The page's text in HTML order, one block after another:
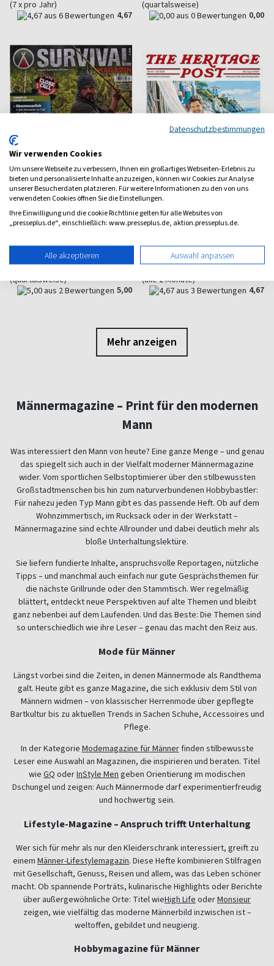
(7 x pro Jahr)
4,67
(quartalsweise)
0,00
Survival Magazin
ab 7,00 €
(quartalsweise)
5,00
The Heritage Post
ab 12,50 €
(alle 2 Monate)
4,67
Mehr anzeigen
Männermagazine – Print für den modernen
Mann
Was interessiert den Mann von heute? Eine ganze Menge – und genau
das spiegelt sich auch in der Vielfalt moderner Männermagazine
wider. Vom sportlichen Selbstoptimierer über den stilbewussten
Großstadtmenschen bis hin zum naturverbundenen Hobbybastler:
Für nahezu jeden Typ Mann gibt es das passende Heft. Ob auf dem
Wohnzimmertisch, im Rucksack oder in der Werkstatt –
Männermagazine sind echte Allrounder und dabei deutlich mehr als
bloße Unterhaltungslektüre.
Sie liefern fundierte Inhalte, anspruchsvolle Reportagen, nützliche
Tipps – und manchmal auch einfach nur gute Gesprächsthemen für
die nächste Grillrunde oder den Stammtisch. Wer regelmäßig
blättert, entdeckt neue Perspektiven auf alte Themen und bleibt
ganz nebenbei auf dem Laufenden. Und das Beste: Die Themen sind
so unterschiedlich wie ihre Leser – genau das macht den Reiz aus.
Mode für Männer
Längst vorbei sind die Zeiten, in denen Männermode als Randthema
galt. Heute gibt es ganze Magazine, die sich exklusiv dem Stil von
Männern widmen – von klassischer Herrenmode über gepflegte
Bartkultur bis zu aktuellen Trends in Sachen Schuhe, Accessoires und
Pflege.
In der Kategorie Modemagazine für Männerfinden stilbewusste
Leser eine Auswahl an Magazinen, die inspirieren und beraten. Titel
wie GQ oderInStyle Men geben Orientierung im modischen
Dschungel und zeigen: Auch Männermode darf experimentierfreudig
und hochwertig sein.
Lifestyle-Magazine – Anspruch trifft Unterhaltung
Wer sich für mehr als nur den Kleiderschrank interessiert, greift zu
einem Männer-Lifestylemagazin. Diese Hefte kombinieren Stilfragen
mit Gesellschaft, Genuss, Reisen und allem, was das Leben schöner
macht. Ob spannende Porträts, kulinarische Highlights oder Berichte
über außergewöhnliche Orte: Titel wieHigh Life oderMonsieur
zeigen, wie vielfältig das moderne Männerbild inzwischen ist –
weltoffen, gebildet und neugierig.
Hobbymagazine für Männer
Datenschutzbestimmungen
Wir verwenden Cookies
Um unsere Webseite zu verbessern, Ihnen ein großartiges Webseiten-Erlebnis zu
bieten und personalisierte Inhalte anzuzeigen, können wir Cookies zur Analyse
unserer Besucherdaten platzieren. Für weitere Informationen zu den von uns
verwendeten Cookies öffnen Sie die Einstellungen.
Ihre Einwilligung und die cookie Richtlinie gelten für alle Websites von
„presseplus.de“, einschließlich: www.presseplus.de, aktion.presseplus.de.
Alle akzeptieren Auswahl anpassen